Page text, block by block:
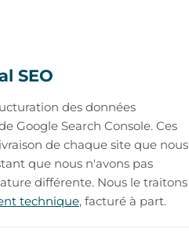
SEO
des données
Google Search Console. Ces
de chaque site que nous
que nous n'avons pas
différente. Nous le traitons
technique, facturé à part.